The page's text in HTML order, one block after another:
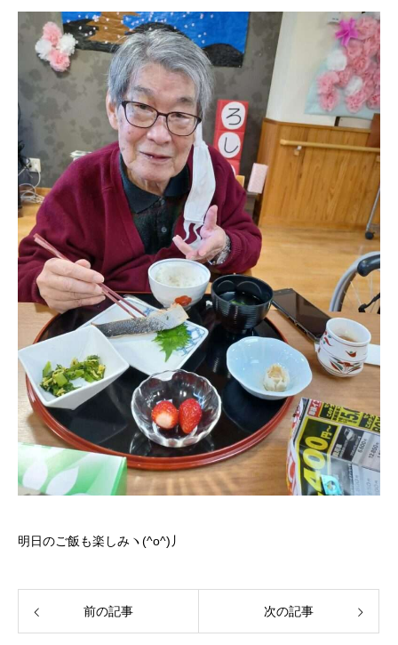
明日のご飯も楽しみヽ(^o^)丿
前の記事 次の記事